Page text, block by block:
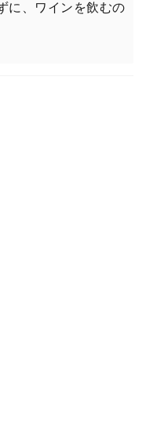
に、ワインを飲むの